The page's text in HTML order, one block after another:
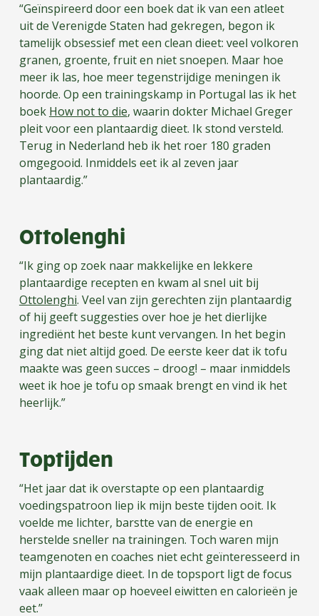
“Geïnspireerd door een boek dat ik van een atleet
uit de Verenigde Staten had gekregen, begon ik
tamelijk obsessief met een clean dieet: veel volkoren
granen, groente, fruit en niet snoepen. Maar hoe
meer ik las, hoe meer tegenstrijdige meningen ik
hoorde. Op een trainingskamp in Portugal las ik het
boek How not to die, waarin dokter Michael Greger
pleit voor een plantaardig dieet. Ik stond versteld.
Terug in Nederland heb ik het roer 180 graden
omgegooid. Inmiddels eet ik al zeven jaar
plantaardig.”
Ottolenghi
“Ik ging op zoek naar makkelijke en lekkere
plantaardige recepten en kwam al snel uit bij
Ottolenghi. Veel van zijn gerechten zijn plantaardig
of hij geeft suggesties over hoe je het dierlijke
ingrediënt het beste kunt vervangen. In het begin
ging dat niet altijd goed. De eerste keer dat ik tofu
maakte was geen succes – droog! – maar inmiddels
weet ik hoe je tofu op smaak brengt en vind ik het
heerlijk.”
Toptijden
“Het jaar dat ik overstapte op een plantaardig
voedingspatroon liep ik mijn beste tijden ooit. Ik
voelde me lichter, barstte van de energie en
herstelde sneller na trainingen. Toch waren mijn
teamgenoten en coaches niet echt geïnteresseerd in
mijn plantaardige dieet. In de topsport ligt de focus
vaak alleen maar op hoeveel eiwitten en calorieën je
eet.”